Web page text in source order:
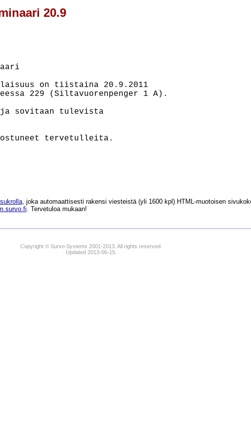
20.9
on tiistaina 20.9.2011
229 (Siltavuorenpenger 1 A).
sovitaan tulevista
tervetulleita.
sukrolla, joka automaattisesti rakensi viesteistä (yli 1600 kpl) HTML-muotoisen
. Tervetuloa mukaan!
Copyright © Survo Systems 2001-2013. All rights reserved.
Updated 2013-06-15.